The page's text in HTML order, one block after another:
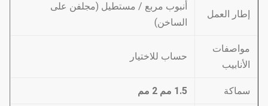
إطار العمل
أنبوب مربع / مستطيل (مجلفن على
الساخن)
مواصفات
الأنابيب
حساب للاختيار
سماكة 1.5 مم 2 مم